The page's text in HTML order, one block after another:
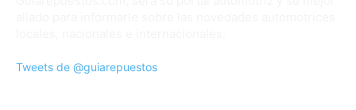
Tweets de @guiarepuestos